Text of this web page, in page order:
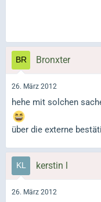
Bronxter
26. März 2012
hehe mit solchen
über die externe
kerstin l
26. März 2012